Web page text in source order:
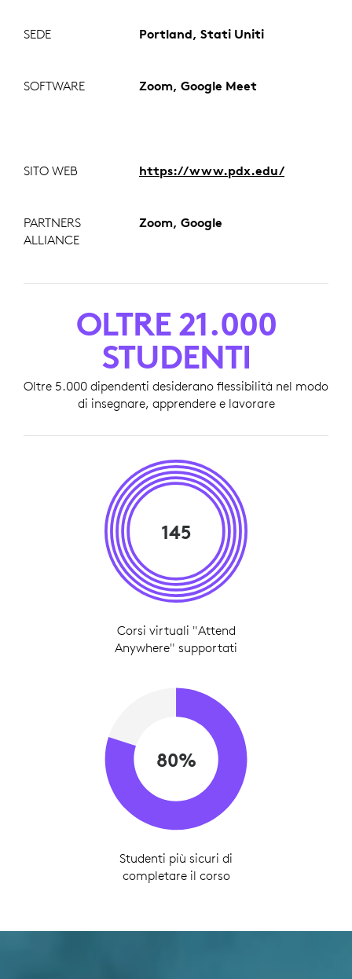
SEDE Portland, Stati Uniti
SOFTWARE Zoom, Google Meet
SITO WEB https://www.pdx.edu/
PARTNERS
ALLIANCE
Zoom, Google
OLTRE 21.000
STUDENTI
Oltre 5.000 dipendenti desiderano flessibilità nel modo
di insegnare, apprendere e lavorare
145
Corsi virtuali "Attend
Anywhere" supportati
80%
Studenti più sicuri di
completare il corso